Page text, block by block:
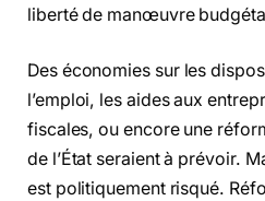
liberté de manœuvre
Des économies sur les
l’emploi, les aides aux
fiscales, ou encore une
de l’État seraient à prévoir.
est politiquement risqué.